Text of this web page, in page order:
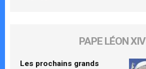
PAPE LÉON XIV
Les prochains grands